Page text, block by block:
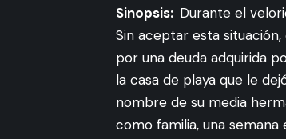
Sinopsis: Durante el
Sin aceptar esta
por una deuda adquirida
la casa de playa que le
nombre de su media
como familia, una semana